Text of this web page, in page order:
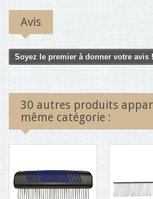
Avis
Soyez le premier à donner votre avis !
30 autres produits
même catégorie :